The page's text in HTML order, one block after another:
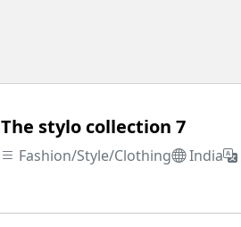
The stylo collection 7
Fashion/Style/Clothing India